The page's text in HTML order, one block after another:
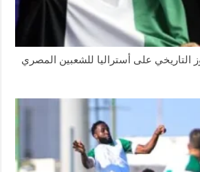
على أستراليا للشعبين المصري